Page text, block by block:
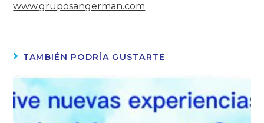
www.gruposangerman.com
TAMBIÉN PODRÍA GUSTARTE